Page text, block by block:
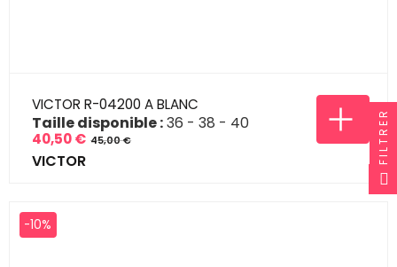
VICTOR R-04200 A BLANC
Prix
40,50 €
Prix
de
45,00 €
Taille disponible :36 38
40
VICTOR
-10%
FILTRER